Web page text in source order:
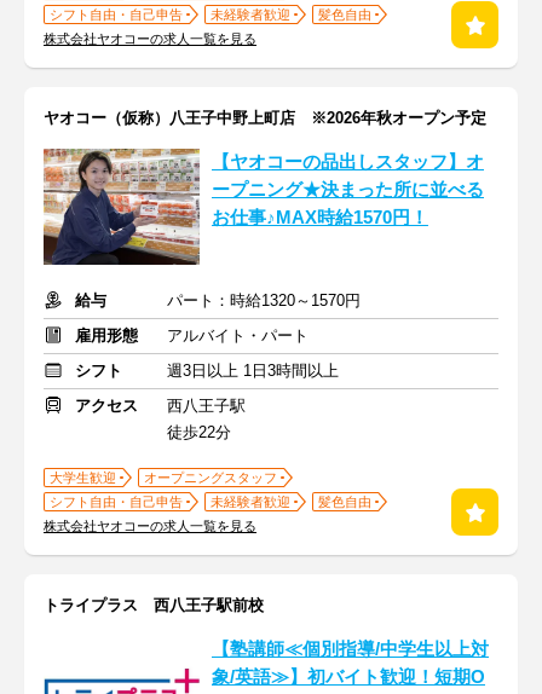
シフト自由・自己申告
未経験者歓迎
髪色自由
株式会社ヤオコーの求人一覧を見る
ヤオコー（仮称）八王子中野上町店 ※2026年秋オープン予定
【ヤオコーの品出しスタッフ】オ
ープニング★決まった所に並べる
お仕事♪MAX時給1570円！
給与
パート：時給1320～1570円
雇用形態
アルバイト・パート
シフト
週3日以上 1日3時間以上
アクセス
西八王子駅
徒歩22分
大学生歓迎
オープニングスタッフ
シフト自由・自己申告
未経験者歓迎
髪色自由
株式会社ヤオコーの求人一覧を見る
トライプラス 西八王子駅前校
【塾講師≪個別指導/中学生以上対
象/英語≫】初バイト歓迎！短期O